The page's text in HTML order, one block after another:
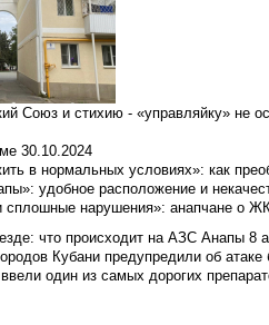
Союз и стихию - «управляйку» не
30.10.2024
в нормальных условиях»: как
удобное расположение и
сплошные нарушения»: анапчане о
что происходит на АЗС Анапы 8
Кубани предупредили об атаке
один из самых дорогих